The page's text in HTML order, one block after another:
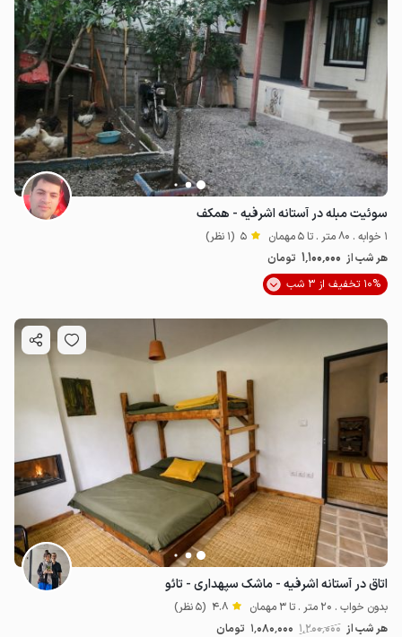
سوئیت مبله در آستانه اشرفیه - همکف
1 خوابه . 80 متر . تا 5 مهمان 5 (1 نظر)
هر شب از 1٬100٬000 تومان
10% تخفیف از 3 شب
اتاق در آستانه اشرفیه - ماشک سپهداری - تائو
بدون خواب . 20 متر . تا 3 مهمان 4.8 (5 نظر)
هر شب از 1٬200٬000 1٬080٬000 تومان